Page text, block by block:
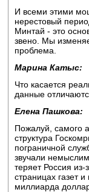
И всеми этими
нерестовый
Минтай - это
звено. Мы
проблема.
Марина Катыс:
Что касается
данные
Елена Пашкова:
Пожалуй, самого
структура
пограничной
звучали
теряет Россия
страницах газет
миллиарда